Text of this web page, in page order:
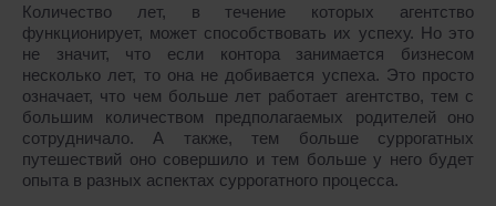
Количество лет, в течение которых агентство
функционирует, может способствовать их успеху. Но это
не значит, что если контора занимается бизнесом
несколько лет, то она не добивается успеха. Это просто
означает, что чем больше лет работает агентство, тем с
большим количеством предполагаемых родителей оно
сотрудничало. А также, тем больше суррогатных
путешествий оно совершило и тем больше у него будет
опыта в разных аспектах суррогатного процесса.